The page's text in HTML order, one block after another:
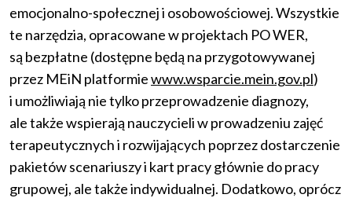
emocjonalno-społecznej i osobowościowej. Wszystkie
te narzędzia, opracowane w projektach PO WER,
są bezpłatne (dostępne będą na przygotowywanej
przez MEiN platformiewww.wsparcie.mein.gov.pl)
i umożliwiają nie tylko przeprowadzenie diagnozy,
ale także wspierają nauczycieli w prowadzeniu zajęć
terapeutycznych i rozwijających poprzez dostarczenie
pakietów scenariuszy i kart pracy głównie do pracy
grupowej, ale także indywidualnej. Dodatkowo, oprócz